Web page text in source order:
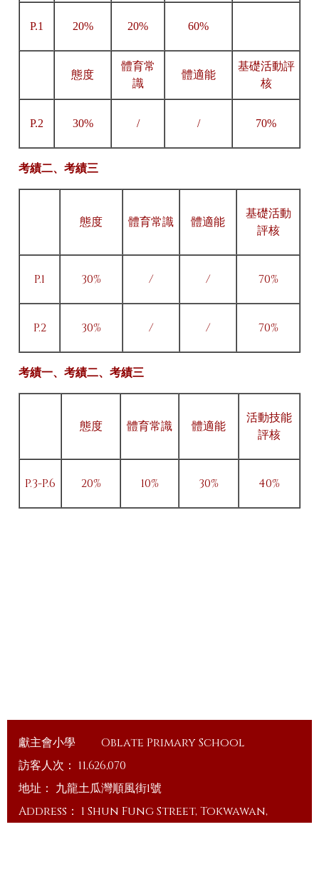
P.1 20% 20% 60%
態度
體育常
識
體適能
基礎活動評
核
P.2 30% / / 70%
考績二、考績三
態度 體育常識 體適能
基礎活動
評核
P.1 30% / / 70%
P.2 30% / / 70%
考績一、考績二、考績三
態度 體育常識 體適能
活動技能
評核
P.3-P.6 20% 10% 30% 40%
獻主會小學
Oblate Primary School
訪客人次： 11,626,070
地址： 九龍土瓜灣順風街1號
Address： 1 Shun Fung Street, Tokwawan,